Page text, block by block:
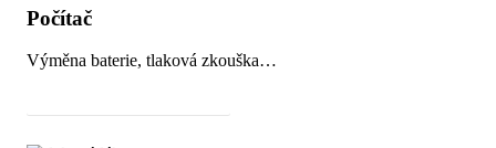
Počítač
Výměna baterie, tlaková zkouška…